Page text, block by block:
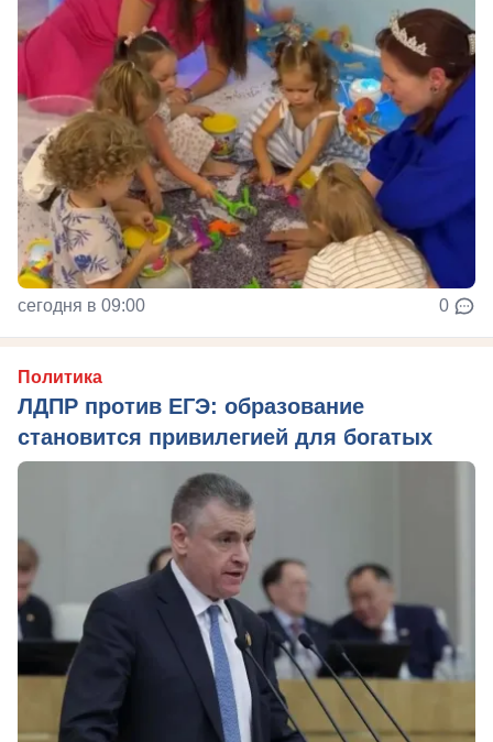
сегодня в 09:00 0
Политика
ЛДПР против ЕГЭ: образование
становится привилегией для богатых